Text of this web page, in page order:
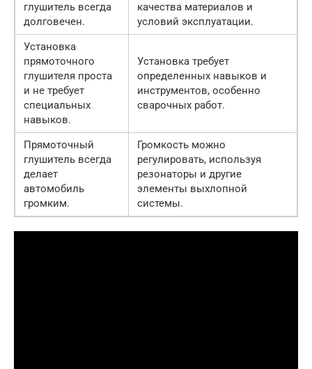
глушитель всегда
долговечен.
качества материалов и
условий эксплуатации.
Установка
прямоточного
глушителя проста
и не требует
специальных
навыков.
Установка требует
определенных навыков и
инструментов, особенно
сварочных работ.
Прямоточный
глушитель всегда
делает
автомобиль
громким.
Громкость можно
регулировать, используя
резонаторы и другие
элементы выхлопной
системы.